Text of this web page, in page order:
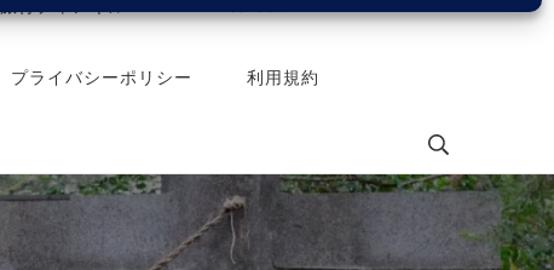
プライバシーポリシー 利用規約